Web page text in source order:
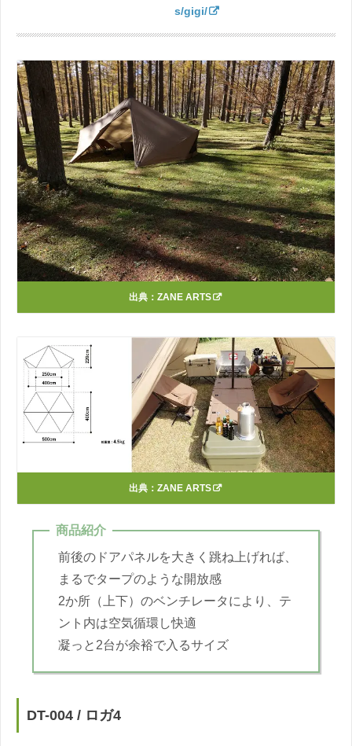
s/gigi/
出典： ZANE ARTS
出典： ZANE ARTS
商品紹介
前後のドアパネルを大きく跳ね上げれば、
まるでタープのような開放感
2か所（上下）のベンチレータにより、テ
ント内は空気循環し快適
凝っと2台が余裕で入るサイズ
DT-004 / ロガ4